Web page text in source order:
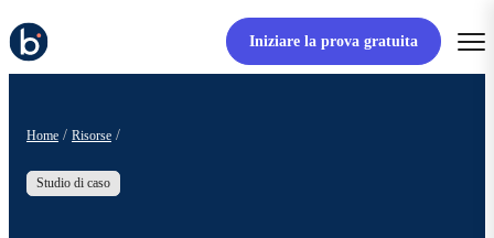
Iniziare la prova gratuita
Home Risorse
Studio di caso